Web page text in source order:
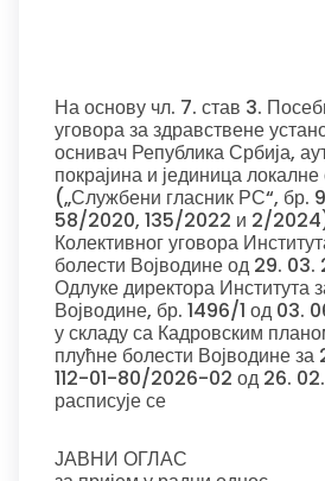
На основу чл. 7. став 3.
уговора за здравствене
оснивач Република Србија,
покрајина и јединица
(„Службени гласник РС“, бр.
58/2020, 135/2022 и 2/
Колективног уговора
болести Војводине од 29. 03.
Одлуке директора Института
Војводине, бр. 1496/1 од 03.
у складу са Кадровским
плућне болести Војводине за
112-01-80/2026-02 од 26.
расписује се
ЈАВНИ ОГЛАС